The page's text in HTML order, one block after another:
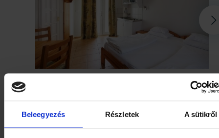
Beleegyezés Részletek A sütikről